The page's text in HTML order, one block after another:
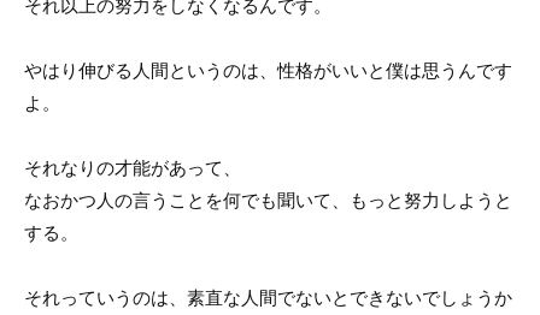
それ以上の努力をしなくなるんです。
やはり伸びる人間というのは、性格がいいと僕は思うんです
よ。
それなりの才能があって、
なおかつ人の言うことを何でも聞いて、もっと努力しようと
する。
それっていうのは、素直な人間でないとできないでしょうか